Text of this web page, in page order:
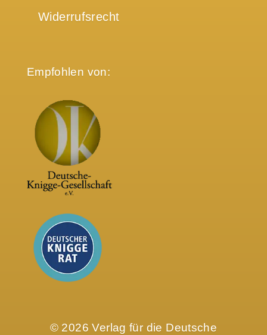
Widerrufsrecht
Empfohlen von:
© 2026 Verlag für die Deutsche